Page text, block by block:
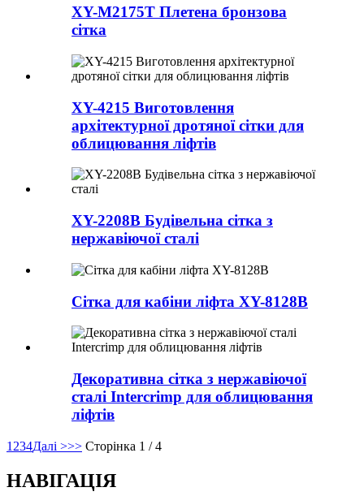
XY-M2175T Плетена бронзова
сітка
XY-4215 Виготовлення
архітектурної дротяної сітки для
облицювання ліфтів
XY-2208B Будівельна сітка з
нержавіючої сталі
Сітка для кабіни ліфта XY-8128B
Декоративна сітка з нержавіючої
сталі Intercrimp для облицювання
ліфтів
1 234Далі >>> Сторінка 1 / 4
НАВІГАЦІЯ